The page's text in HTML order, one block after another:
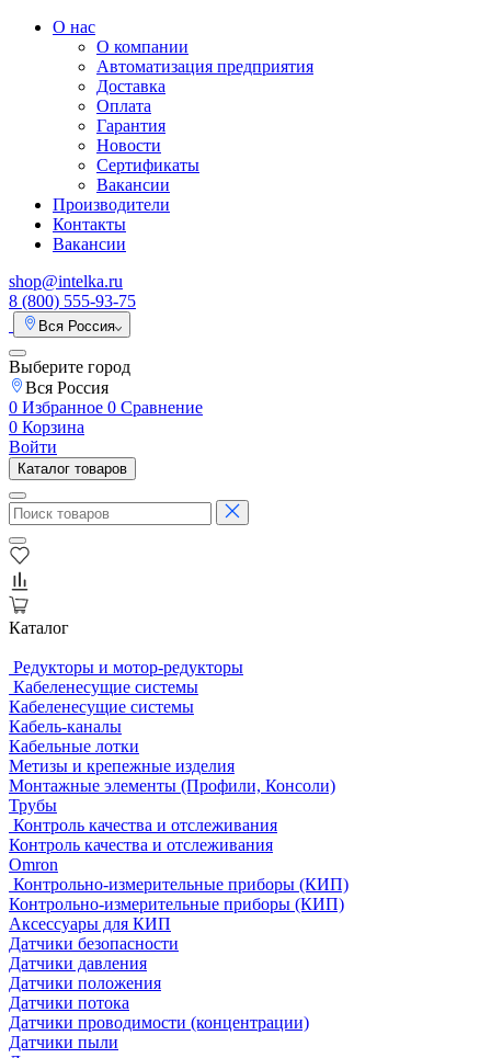
О нас
О компании
Автоматизация предприятия
Доставка
Оплата
Гарантия
Новости
Сертификаты
Вакансии
Производители
Контакты
Вакансии
shop@intelka.ru
8 (800) 555-93-75
Вся Россия
Выберите город
Вся Россия
0 Избранное 0 Сравнение
0 Корзина
Войти
Каталог товаров
Каталог
Редукторы и мотор-редукторы
Кабеленесущие системы
Кабеленесущие системы
Кабель-каналы
Кабельные лотки
Метизы и крепежные изделия
Монтажные элементы (Профили, Консоли)
Трубы
Контроль качества и отслеживания
Контроль качества и отслеживания
Omron
Контрольно-измерительные приборы (КИП)
Контрольно-измерительные приборы (КИП)
Аксессуары для КИП
Датчики безопасности
Датчики давления
Датчики положения
Датчики потока
Датчики проводимости (концентрации)
Датчики пыли